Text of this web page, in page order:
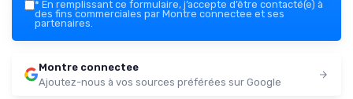
* En remplissant ce formulaire, j’accepte d’être contacté(e) à
des fins commerciales par Montre connectee et ses
partenaires.
Montre connectee
Ajoutez-nous à vos sources préférées sur Google